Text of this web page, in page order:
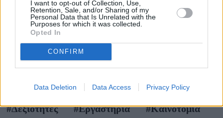
I want to opt-out of Collection, Use,
Retention, Sale, and/or Sharing of my
Personal Data that Is Unrelated with the
Purposes for which it was collected.
Opted In
CONFIRM
Data Deletion Data Access Privacy Policy
επιδιώκει να δημιουργήσει μια κοινωνία όπου η ψυχική
ευεξία αποτελεί προτεραιότητα. Μαζί, μπορούμε να
διαμορφώσουμε ένα μέλλον όπου κανείς δεν θα νιώθει
μόνος.
TAGS
#Breathe Hellas
#Cenergy Holdings
#Δεξιότητες
#Εργαστήρια
#Καινοτομία